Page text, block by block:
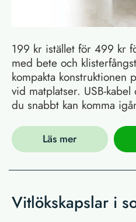
199 kr istället för 499 kr
med bete och
kompakta konstruktionen
vid matplatser. USB-
du snabbt kan komma
Läs mer
Vitlökskapslar i